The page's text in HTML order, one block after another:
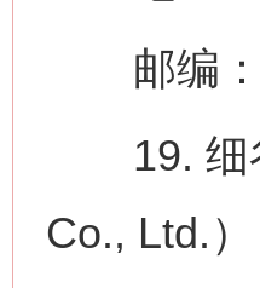
邮编：
19. 细谷
Co., Ltd.）